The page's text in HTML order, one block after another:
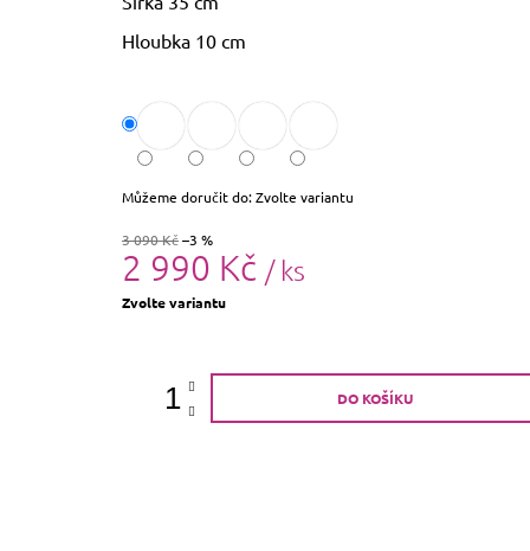
Hloubka 10 cm
Můžeme doručit do:Zvolte variantu
3 090 Kč–3 %
2 990 Kč / ks
Měrná
Zvolte variantu
DO KOŠÍKU